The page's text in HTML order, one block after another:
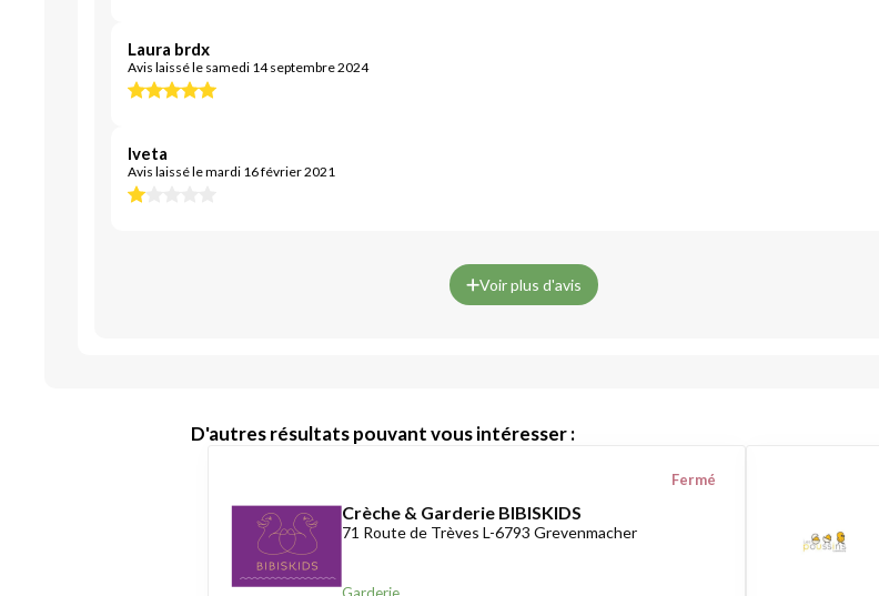
Laura brdx
Avis laissé le samedi 14 septembre 2024
Iveta
Avis laissé le mardi 16 février 2021
Voir plus d'avis
D'autres résultats pouvant vous intéresser :
Crèche & Garderie BIBISKIDS
71 Route de Trèves L-6793 Grevenmacher
Fermé